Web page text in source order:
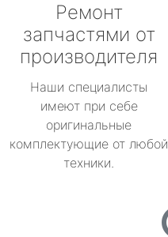
Ремонт
запчастями от
производителя
Наши специалисты
имеют при себе
оригинальные
комплектующие от любой
техники.